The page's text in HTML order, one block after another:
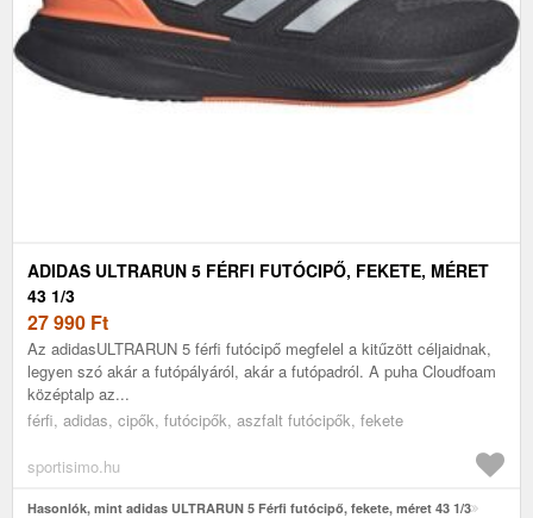
ADIDAS ULTRARUN 5 FÉRFI FUTÓCIPŐ, FEKETE, MÉRET
43 1/3
27 990 Ft
Az adidasULTRARUN 5 férfi futócipő megfelel a kitűzött céljaidnak,
legyen szó akár a futópályáról, akár a futópadról. A puha Cloudfoam
középtalp az...
férfi, adidas, cipők, futócipők, aszfalt futócipők, fekete
sportisimo.hu
Hasonlók, mint adidas ULTRARUN 5 Férfi futócipő, fekete, méret 43 1/3